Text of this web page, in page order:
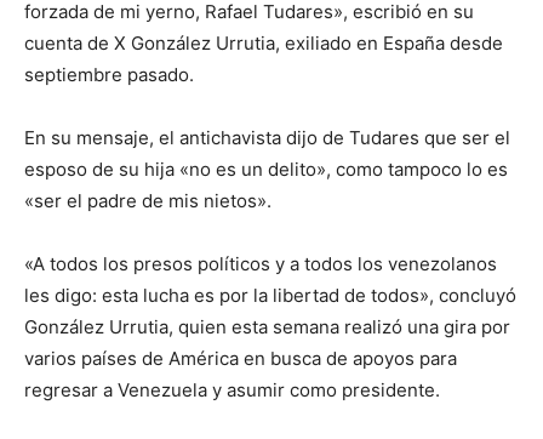
forzada de mi yerno, Rafael Tudares», escribió en su
cuenta de X González Urrutia, exiliado en España desde
septiembre pasado.
En su mensaje, el antichavista dijo de Tudares que ser el
esposo de su hija «no es un delito», como tampoco lo es
«ser el padre de mis nietos».
«A todos los presos políticos y a todos los venezolanos
les digo: esta lucha es por la libertad de todos», concluyó
González Urrutia, quien esta semana realizó una gira por
varios países de América en busca de apoyos para
regresar a Venezuela y asumir como presidente.